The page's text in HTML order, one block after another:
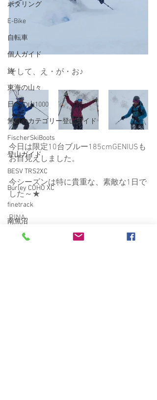
ポタリング
E-Bike
自転車
個人ガイド
旅
東海の山々
日本の山1000
無題のカテゴリー登山ガイド
FischerSkiBoots
登山ガイド
BESV TRS2XC
Burley COHO XC
finetrack
南魚沼
そして、え・が・お♪
今日は限定10台ブルー185cmGENIUSも
お目見えしました。
今シーズンは特に貴重な、素敵な1日で
した～★
RINA